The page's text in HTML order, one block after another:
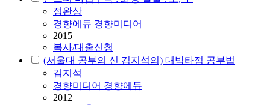
정완상
경향에듀 경향미디어
2015
복사/대출신청
(서울대 공부의 신 김지석의) 대박타점 공부법
김지석
경향미디어 경향에듀
2012